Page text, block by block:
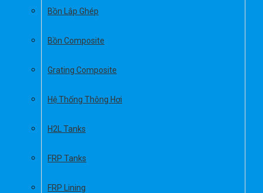
Bồn Lắp Ghép
Bồn Composite
Grating Composite
Hệ Thống Thông Hơi
H2L Tanks
FRP Tanks
FRP Lining